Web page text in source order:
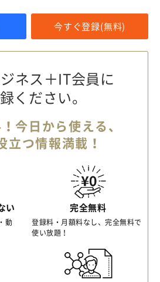
今すぐ登録(無料)
ネス＋IT会員に
ください。
今日から使える、
立つ情報満載！
い
動
完全無料
登録料・月額料なし、完全無料で
使い放題！